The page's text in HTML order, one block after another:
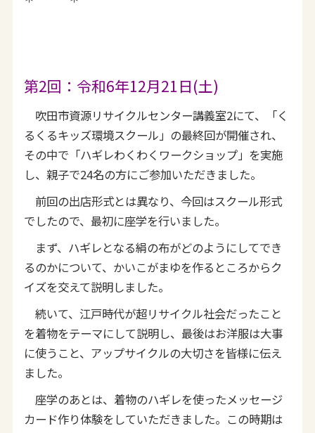
第2回：令和6年12月21日(土)
吹田市資源リサイクルセンター講義室2にて、「く
るくるキッズ環境スクール」の最終回が開催され、
その中で「ハギレわくわくワークショップ」を実施
し、親子で24名の方にご参加いただきました。
前回の出店形式とは異なり、今回はスクール形式
でしたので、最初に座学を行いました。
まず、ハギレとなる絹の布がどのようにしてでき
るのかについて、かいこがまゆを作るところからク
イズを交えて説明しました。
続いて、江戸時代が超リサイクル社会だったこと
を着物をテーマにして説明し、最後はお洋服は大事
に使うこと、アップサイクルの大切さを皆様に伝え
ました。
座学のあとは、着物のハギレを使ったメッセージ
カード作り体験をしていただきました。この時期は